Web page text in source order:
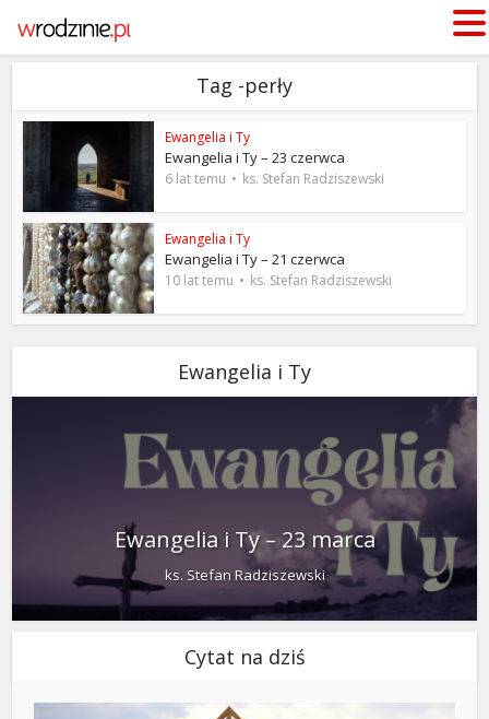
Tag -perły
Ewangelia i Ty
Ewangelia i Ty – 23 czerwca
6 lat temu ks. Stefan Radziszewski
Ewangelia i Ty
Ewangelia i Ty – 21 czerwca
10 lat temu ks. Stefan Radziszewski
Ewangelia i Ty
Ewangelia i Ty – 23 marca
ks. Stefan Radziszewski
Cytat na dziś